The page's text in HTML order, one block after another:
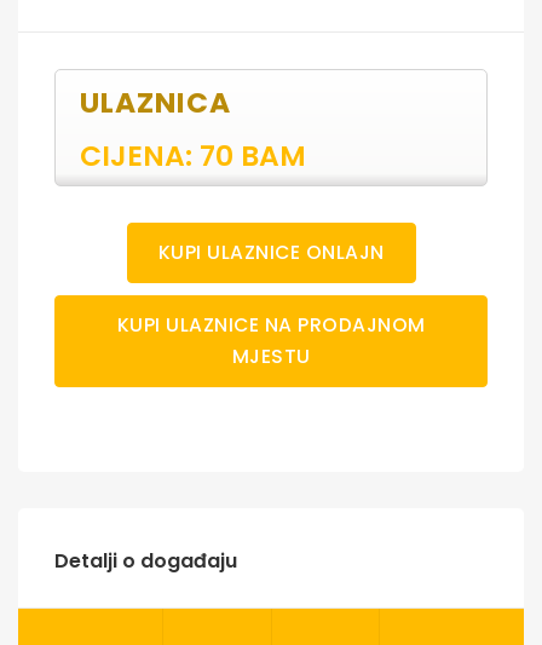
ULAZNICA
CIJENA: 70 BAM
KUPI ULAZNICE ONLAJN
KUPI ULAZNICE NA PRODAJNOM
MJESTU
Detalji o događaju